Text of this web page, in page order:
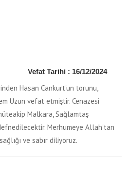
Vefat Tarihi : 16/12/2024
Hasan Cankurt'un torunu,
Uzun vefat etmiştir. Cenazesi
Malkara, Sağlamtaş
Merhumeye Allah'tan
ve sabır diliyoruz.